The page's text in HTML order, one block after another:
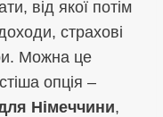
від якої потім
страхові
Можна це
опція –
Німеччини,